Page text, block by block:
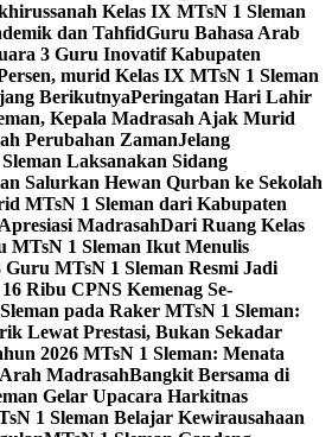
Kelas IX MTsN 1 Sleman
dan TahfidGuru Bahasa Arab
3 Guru Inovatif Kabupaten
murid Kelas IX MTsN 1 Sleman
BerikutnyaPeringatan Hari Lahir
Kepala Madrasah Ajak Murid
Perubahan ZamanJelang
Laksanakan Sidang
Salurkan Hewan Qurban ke Sekolah
MTsN 1 Sleman dari Kabupaten
MadrasahDari Ruang Kelas
MTsN 1 Sleman Ikut Menulis
Guru MTsN 1 Sleman Resmi Jadi
Ribu CPNS Kemenag Se-
pada Raker MTsN 1 Sleman:
Lewat Prestasi, Bukan Sekadar
2026 MTsN 1 Sleman: Menata
MadrasahBangkit Bersama di
Gelar Upacara Harkitnas
1 Sleman Belajar Kewirausahaan